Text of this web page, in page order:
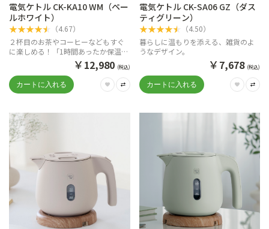
電気ケトル CK-KA10 WM（ペー
ルホワイト）
★★★★★ （4.67）
２杯目のお茶やコーヒーなどもすぐ
に楽しめる！「1時間あったか保温」
￥12,980 (税込)
電気ケトル CK-SA06 GZ（ダス
ティグリーン）
★★★★★ （4.50）
暮らしに温もりを添える、雑貨のよ
うなデザイン。
￥7,678 (税込)